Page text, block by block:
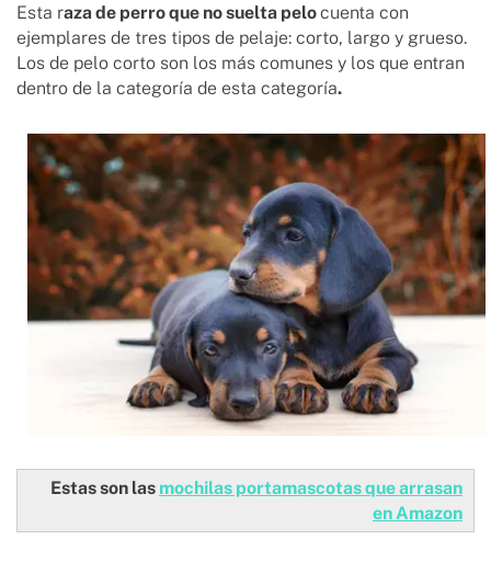
Esta raza de perro que no suelta pelocuenta con
ejemplares de tres tipos de pelaje: corto, largo y grueso.
Los de pelo corto son los más comunes y los que entran
dentro de la categoría de esta categoría.
Estas son las mochilas portamascotas que arrasan
en Amazon